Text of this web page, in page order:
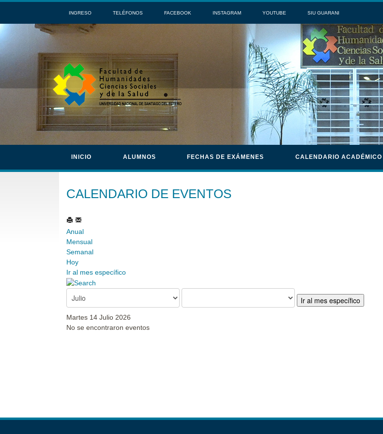
INGRESO TELÉFONOS FACEBOOK INSTAGRAM YOUTUBE SIU GUARANI
INICIO ALUMNOS FECHAS DE EXÁMENES CALENDARIO ACADÉMICO
CALENDARIO DE EVENTOS
Anual
Mensual
Semanal
Hoy
Ir al mes específico
Ir al mes específico
Martes 14 Julio 2026
No se encontraron eventos